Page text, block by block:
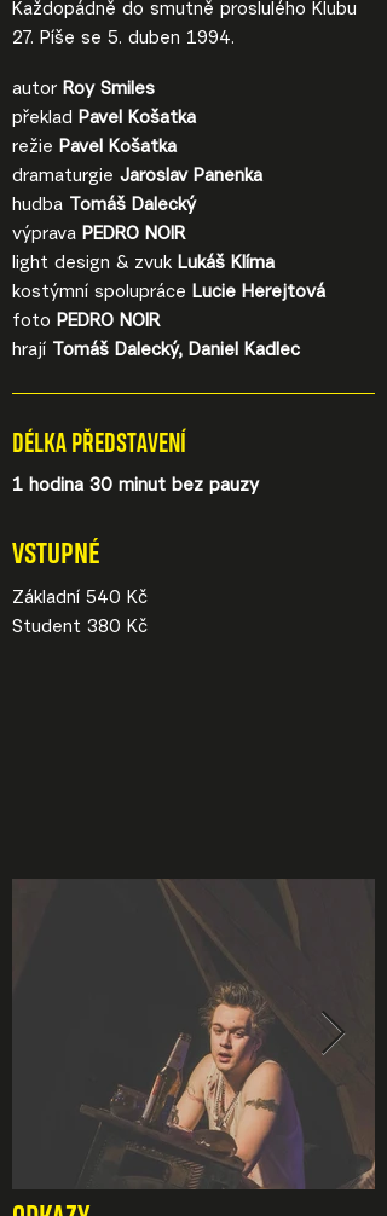
Každopádně do smutně proslulého Klubu
27. Píše se 5. duben 1994.
autor Roy Smiles
překlad Pavel Košatka
režie Pavel Košatka
dramaturgie Jaroslav Panenka
hudba Tomáš Dalecký
výprava PEDRO NOIR
light design & zvuk Lukáš Klíma
kostýmní spolupráce Lucie Herejtová
foto PEDRO NOIR
hrají
Tomáš Dalecký, Daniel Kadlec
DÉLKA PŘEDSTAVENÍ
1 hodina 30 minut bez pauzy
VSTUPNÉ
Základní 540 Kč
Student 380 Kč